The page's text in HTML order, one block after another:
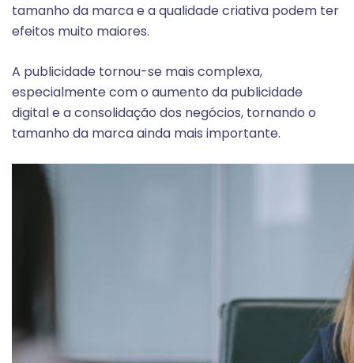
tamanho da marca e a qualidade criativa podem ter
efeitos muito maiores.
A publicidade tornou-se mais complexa,
especialmente com o aumento da publicidade
digital e a consolidação dos negócios, tornando o
tamanho da marca ainda mais importante.